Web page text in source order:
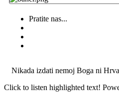
Pratite nas...
Nikada izdati nemoj Boga ni
Click to listen highlighted text!